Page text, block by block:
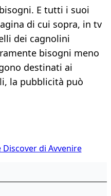
E tutti i suoi
di cui sopra, in tv
dei cagnolini
bisogni meno
destinati ai
la pubblicità può
di Avvenire